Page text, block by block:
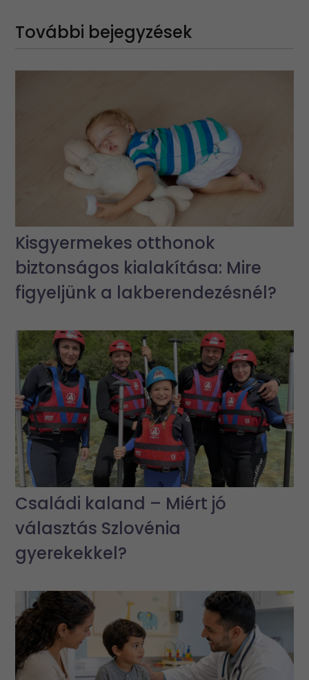
További bejegyzések
Kisgyermekes otthonok
biztonságos kialakítása: Mire
figyeljünk a lakberendezésnél?
Családi kaland – Miért jó
választás Szlovénia
gyerekekkel?